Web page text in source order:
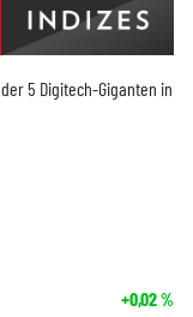
5 Digitech-Giganten in
+0,02%